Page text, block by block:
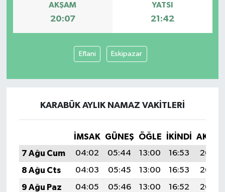
AKŞAM
20:07
YATSI
21:42
Eflani Eskipazar
KARABÜK AYLIK NAMAZ VAKITLERI
İMSAK GÜNEŞ ÖĞLE İKINDI
7 Ağu Cum
04:02 05:44 13:00 16:53
20:07
8 Ağu Cts
04:03 05:45 13:00 16:53
20:06
9 Ağu Paz
04:05 05:46 13:00 16:52
20:05